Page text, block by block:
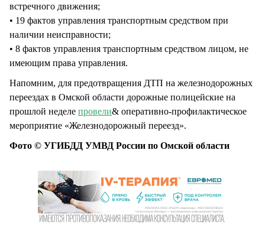
встречного движения;
• 19 фактов управления транспортным средством при
наличии неисправности;
• 8 фактов управления транспортным средством лицом, не
имеющим права управления.
Напомним, для предотвращения ДТП на железнодорожных
переездах в Омской области дорожные полицейские на
прошлой неделе провели& оперативно-профилактическое
мероприятие «Железнодорожный переезд».
Фото © УГИБДД УМВД России по Омской области